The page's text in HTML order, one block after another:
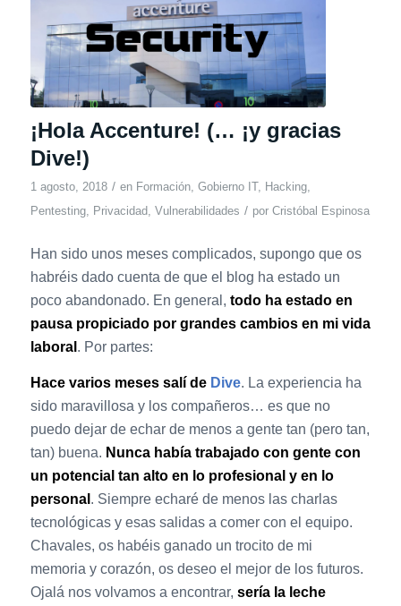
¡Hola Accenture! (… ¡y gracias
Dive!)
1 agosto, 2018 / en Formación, Gobierno IT, Hacking,
Pentesting, Privacidad, Vulnerabilidades / por Cristóbal Espinosa
Han sido unos meses complicados, supongo que os
habréis dado cuenta de que el blog ha estado un
poco abandonado. En general, todo ha estado en
pausa propiciado por grandes cambios en mi vida
laboral . Por partes:
Hace varios meses salí de Dive. La experiencia ha
sido maravillosa y los compañeros… es que no
puedo dejar de echar de menos a gente tan (pero tan,
tan) buena. Nunca había trabajado con gente con
un potencial tan alto en lo profesional y en lo
personal . Siempre echaré de menos las charlas
tecnológicas y esas salidas a comer con el equipo.
Chavales, os habéis ganado un trocito de mi
memoria y corazón, os deseo el mejor de los futuros.
Ojalá nos volvamos a encontrar, sería la leche